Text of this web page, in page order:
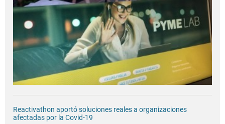
Reactivathon aportó soluciones reales a organizaciones
afectadas por la Covid-19